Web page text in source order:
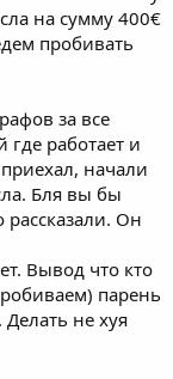
на сумму 400€
пробивать
за все
где работает и
начали
Бля вы бы
Он
Вывод что кто
парень
Делать не хуя